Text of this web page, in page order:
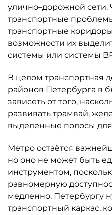
улично–дорожной
транспортные
транспортные
возможности их
системы или системы
В целом транспортная
районов Петербурга в
зависеть от того,
развивать трамвай,
выделенные полосы для
Метро остаётся
но оно не может быть
инструментом,
равномерную
медленно. Петербургу
транспортный каркас,